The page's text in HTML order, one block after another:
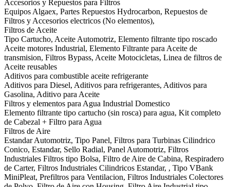
Accesorios y Repuestos para Filtros
Equipos Algaex, Partes Repuestos Hydrocarbon, Repuestos de
Filtros y Accesorios electricos (No elementos),
Filtros de Aceite
Tipo Cartucho, Aceite Automotriz, Elemento filtrante tipo roscado
Aceite motores Industrial, Elemento Filtrante para Aceite de
transmision, Filtros Bypass, Aceite Motocicletas, Linea de filtros de
Aceite reusables
Aditivos para combustible aceite refrigerante
Aditivos para Diesel, Aditivos para refrigerantes, Aditivos para
Gasolina, Aditivo para Aceite
Filtros y elementos para Agua Industrial Domestico
Elemento filtrante tipo cartucho (sin rosca) para agua, Kit completo
de Cabezal + Filtro para Agua
Filtros de Aire
Estandar Automotriz, Tipo Panel, Filtros para Turbinas Cilindrico
Conico, Estandar, Sello Radial, Panel Automotriz, Filtros
Industriales Filtros tipo Bolsa, Filtro de Aire de Cabina, Respiradero
de Carter, Filtros Industriales Cilindricos Estandar, , Tipo VBank
MiniPleat, Prefiltros para Ventilacion, Filtros Industriales Colectores